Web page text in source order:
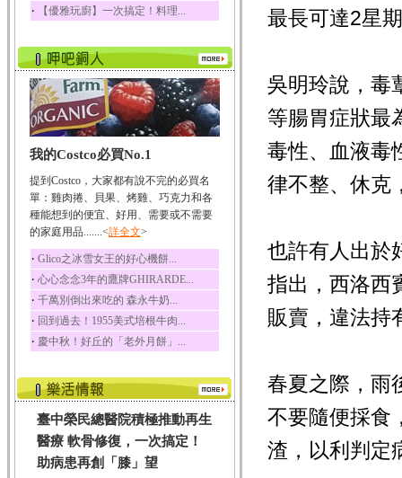
迷迭香
酸、迷迭香酸、植物...
咖啡
咖啡中的咖啡因會刺激
中樞神經系統，特別...
椰子
椰子含有糖類、脂肪、
荔枝
荔枝性質溫和所含的營
養素有醣類、檸檬酸...
五味子
五味子性質溫熱所含營
養成分有揮發油、檸...
草魚
草魚含有維生素A、維生
素C、及豐富的蛋白...
‧ 【優雅玩廚】一次搞定！料理...
我的Costco必買No.1
提到Costco，大家都有說不完的必買名
單：雞肉捲、貝果、烤雞、巧克力和各
種能想到的便宜、好用、需要或不需要
的家庭用品.......<詳全文>
‧ Glico之冰雪女王的好心機餅...
‧ 心心念念3年的鷹牌GHIRARDE...
‧ 千萬別倒出來吃的 森永牛奶...
‧ 回到過去！1955美式培根牛肉...
‧ 慶中秋！好丘的「老外月餅」...
臺中榮民總醫院積極推動再生
醫療 軟骨修復，一次搞定！
助病患再創「膝」望
最長可達2星
吳明玲說，毒
等腸胃症狀最
毒性、血液毒
律不整、休克
也許有人出於
指出，西洛西
販賣，違法持
春夏之際，雨
不要隨便採食
渣，以利判定